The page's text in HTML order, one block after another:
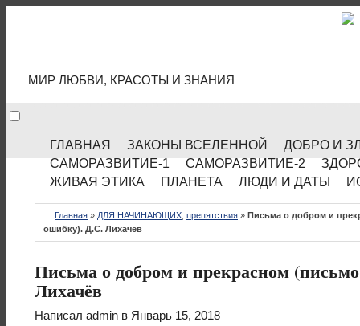
МИР ЛЮБВИ, КРАСОТЫ И ЗНАНИЯ
ГЛАВНАЯ ЗАКОНЫ ВСЕЛЕННОЙ
ДОБРО И
САМОРАЗВИТИЕ-1
САМОРАЗВИТИЕ-2
ЖИВАЯ ЭТИКА
ПЛАНЕТА ЛЮДИ И ДАТЫ
Главная » ДЛЯ НАЧИНАЮЩИХ препятствия » Письма о добром и
ошибку). Д.С. Лихачёв
Письма о добром и прекрасном
Лихачёв
Написал admin в Январь 15, 2018